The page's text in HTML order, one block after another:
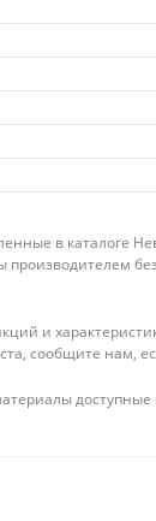
в каталоге
и
сообщите нам,